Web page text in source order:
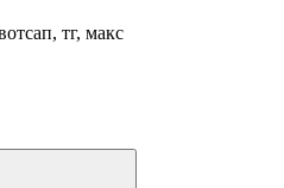
тг, макс